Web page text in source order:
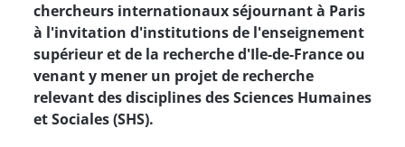
chercheurs internationaux séjournant à Paris
à l'invitation d'institutions de l'enseignement
supérieur et de la recherche d'Ile-de-France ou
venant y mener un projet de recherche
relevant des disciplines des Sciences Humaines
et Sociales (SHS).